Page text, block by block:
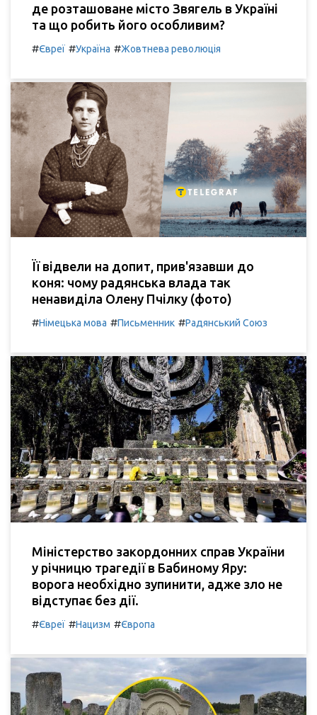
де розташоване місто Звягель в Україні
та що робить його особливим?
#Євреї #Україна #Жовтнева революція
Її відвели на допит, прив'язавши до
коня: чому радянська влада так
ненавиділа Олену Пчілку (фото)
#Німецька мова #Письменник #Радянський Союз
Міністерство закордонних справ України
у річницю трагедії в Бабиному Яру:
ворога необхідно зупинити, адже зло не
відступає без дії.
#Євреї #Нацизм #Європа